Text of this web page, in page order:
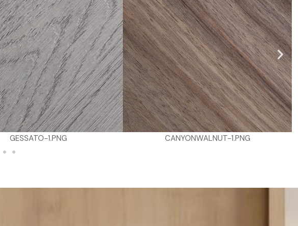
CANYONWALNUT-1.PNG MABATHU-GRANDTOUR-A54-1.PNG